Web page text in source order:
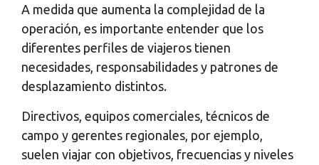
A medida que aumenta la complejidad de la
operación, es importante entender que los
diferentes perfiles de viajeros tienen
necesidades, responsabilidades y patrones de
desplazamiento distintos.
Directivos, equipos comerciales, técnicos de
campo y gerentes regionales, por ejemplo,
suelen viajar con objetivos, frecuencias y niveles